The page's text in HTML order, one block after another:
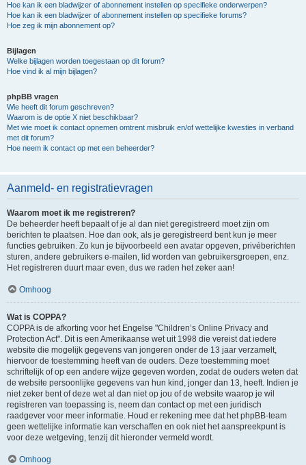
Hoe kan ik een bladwijzer of abonnement instellen op specifieke onderwerpen?
Hoe kan ik een bladwijzer of abonnement instellen op specifieke forums?
Hoe zeg ik mijn abonnement op?
Bijlagen
Welke bijlagen worden toegestaan op dit forum?
Hoe vind ik al mijn bijlagen?
phpBB vragen
Wie heeft dit forum geschreven?
Waarom is de optie X niet beschikbaar?
Met wie moet ik contact opnemen omtrent misbruik en/of wettelijke kwesties in verband
met dit forum?
Hoe neem ik contact op met een beheerder?
Aanmeld- en registratievragen
Waarom moet ik me registreren?
De beheerder heeft bepaalt of je al dan niet geregistreerd moet zijn om
berichten te plaatsen. Hoe dan ook, als je geregistreerd bent kun je meer
functies gebruiken. Zo kun je bijvoorbeeld een avatar opgeven, privéberichten
sturen, andere gebruikers e-mailen, lid worden van gebruikersgroepen, enz.
Het registreren duurt maar even, dus we raden het zeker aan!
Omhoog
Wat is COPPA?
COPPA is de afkorting voor het Engelse "Children’s Online Privacy and
Protection Act". Dit is een Amerikaanse wet uit 1998 die vereist dat iedere
website die mogelijk gegevens van jongeren onder de 13 jaar verzamelt,
hiervoor de toestemming heeft van de ouders. Deze toestemming moet
schriftelijk of op een andere wijze gegeven worden, zodat de ouders weten dat
de website persoonlijke gegevens van hun kind, jonger dan 13, heeft. Indien je
niet zeker bent of deze wet al dan niet op jou of de website waarop je wil
registreren van toepassing is, neem dan contact op met een juridisch
raadgever voor meer informatie. Houd er rekening mee dat het phpBB-team
geen wettelijke informatie kan verschaffen en ook niet het aanspreekpunt is
voor deze wetgeving, tenzij dit hieronder vermeld wordt.
Omhoog